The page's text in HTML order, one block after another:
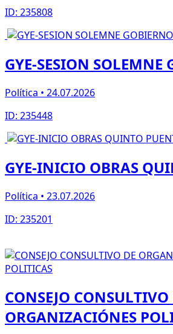
ID: 235808
GYE-SESION SOLEMNE
Política • 24.07.2026
ID: 235448
GYE-INICIO OBRAS
Política • 23.07.2026
ID: 235201
CONSEJO CONSULTIVO
ORGANIZACIÓNES